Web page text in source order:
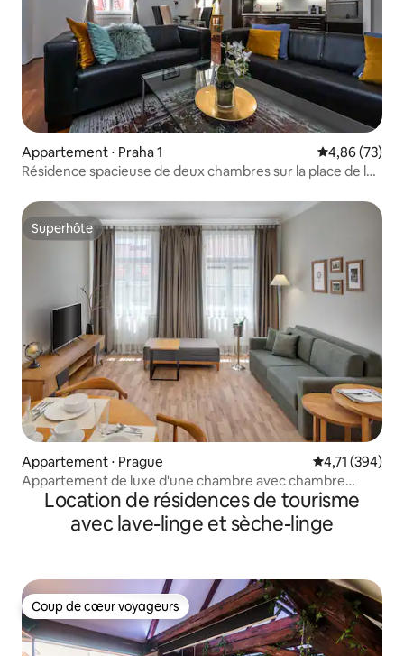
Appartement ⋅ Praha 1 Évaluation
4,86 (73)
Résidence spacieuse de deux chambres sur la place de la
Superhôte
Superhôte
Appartement ⋅ Prague Évaluation
4,71 (394)
Appartement de luxe d'une chambre avec chambre
séparée
Location de résidences de tourisme
avec lave-linge et sèche-linge
Coup de cœur voyageurs
Coup de cœur voyageurs